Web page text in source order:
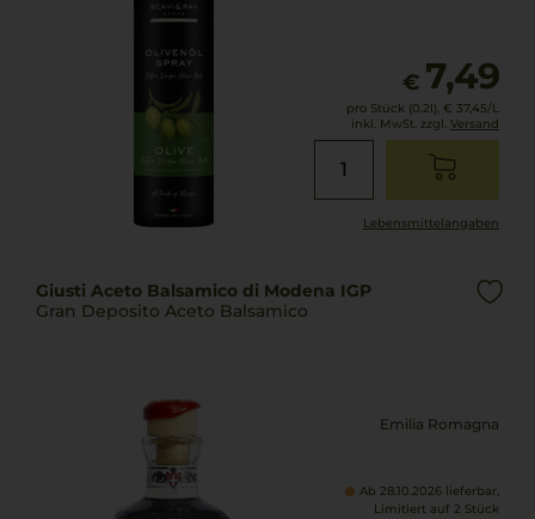
€ 7,49
pro Stück (0.2l), € 37,45/L
inkl. MwSt. zzgl. Versand
Lebensmittel­angaben
Giusti Aceto Balsamico di Modena IGP
Gran Deposito Aceto Balsamico
Emilia Romagna
Ab 28.10.2026 lieferbar,
Limitiert auf 2 Stück